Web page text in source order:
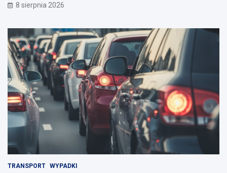
8 sierpnia 2026
TRANSPORT WYPADKI